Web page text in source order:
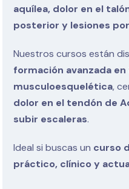
aquílea, dolor en el
posterior y lesiones
Nuestros cursos están
formación avanzada
musculoesquelética,
dolor en el tendón de
subir escaleras.
Ideal si buscas un curso
práctico, clínico y